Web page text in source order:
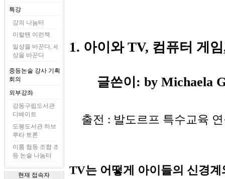
특강
강의 나눔터
이럴땐 이런책
일상을 바꾼다, 세
상을 바꾼다
중등논술 강사 기획
회의
외부강좌
강동구립도서관
디베이트
도봉도서관 하브
루타 토론
이룸 협동 조합 초
등 논술 나눔터
현재 접속자
1. 아이와 TV, 컴퓨터 게
글쓴이: by Michaela
출전 : 발도르프 특수교육
TV는 어떻게 아이들의 신경